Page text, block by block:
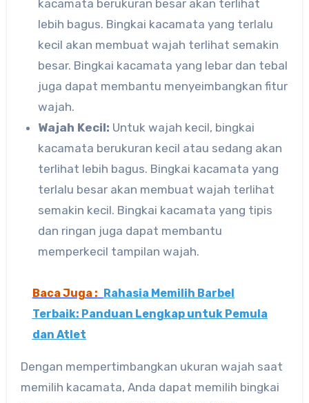
kacamata berukuran besar akan terlihat
lebih bagus. Bingkai kacamata yang terlalu
kecil akan membuat wajah terlihat semakin
besar. Bingkai kacamata yang lebar dan tebal
juga dapat membantu menyeimbangkan fitur
wajah.
Wajah Kecil: Untuk wajah kecil, bingkai
kacamata berukuran kecil atau sedang akan
terlihat lebih bagus. Bingkai kacamata yang
terlalu besar akan membuat wajah terlihat
semakin kecil. Bingkai kacamata yang tipis
dan ringan juga dapat membantu
memperkecil tampilan wajah.
Baca Juga : Rahasia Memilih Barbel
Terbaik: Panduan Lengkap untuk Pemula
dan Atlet
Dengan mempertimbangkan ukuran wajah saat
memilih kacamata, Anda dapat memilih bingkai